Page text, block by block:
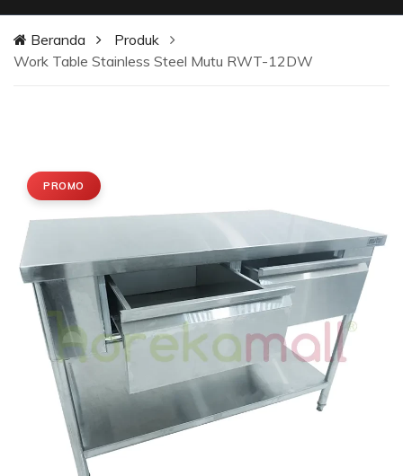
Beranda
Produk
Work Table Stainless Steel Mutu RWT-12DW
PROMO